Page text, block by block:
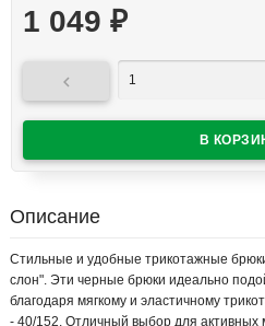
1 049 ₽

Описание
Стильные и удобные трикотажные
слон". Эти черные брюки идеально
благодаря мягкому и эластичному
- 40/152. Отличный выбор для активных